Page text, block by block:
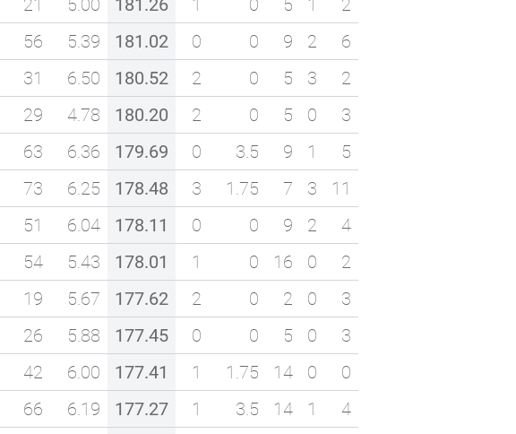
21 5.00 181.26 1 0 5 1
2
56 5.39 181.02 0 0 9 2
6
31 6.50 180.52 2 0 5 3
2
29 4.78 180.20 2 0 5 0
3
63 6.36 179.69 0 3.5 9 1
5
73 6.25 178.48 3 1.75 7 3
11
51 6.04 178.11 0 0 9 2
4
54 5.43 178.01 1 0 16 0
2
19 5.67 177.62 2 0 2 0
3
26 5.88 177.45 0 0 5 0
3
42 6.00 177.41 1 1.75 14 0
0
66 6.19 177.27 1 3.5 14 1
4